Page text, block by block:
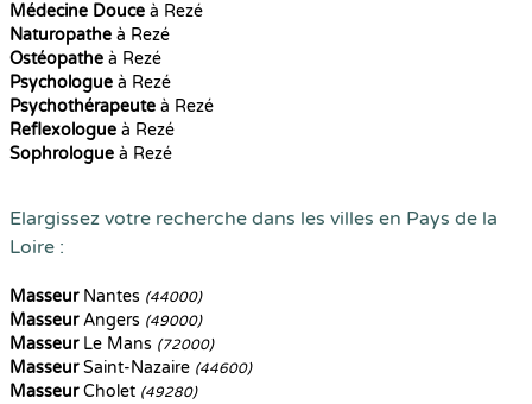
Médecine Douce à Rezé
Naturopathe à Rezé
Ostéopathe à Rezé
Psychologue à Rezé
Psychothérapeute à Rezé
Reflexologue à Rezé
Sophrologue à Rezé
Elargissez votre recherche dans les villes en Pays de la
Loire :
MasseurNantes (44000)
MasseurAngers (49000)
MasseurLe Mans (72000)
MasseurSaint-Nazaire (44600)
MasseurCholet (49280)